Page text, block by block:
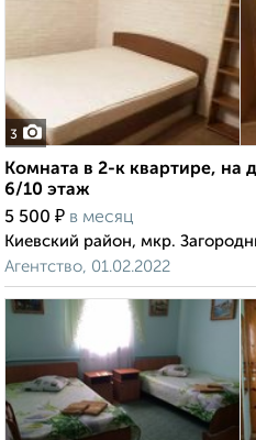
3
Комната в 2-к квартире, на
6/10 этаж
5 500 ₽ в месяц
Киевский район, мкр.
Агентство, 01.02.2022